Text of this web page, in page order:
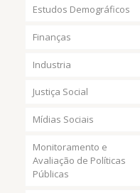
Estudos Demográficos
Finanças
Industria
Justiça Social
Mídias Sociais
Monitoramento e
Avaliação de Políticas
Públicas